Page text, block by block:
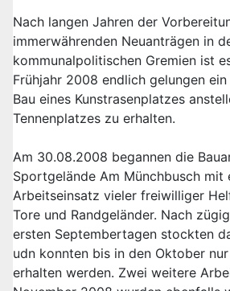
Nach langen Jahren der
immerwährenden Neuanträgen in
kommunalpolitischen Gremien ist
Frühjahr 2008 endlich gelungen
Bau eines Kunstrasenplatzes
Tennenplatzes zu erhalten.
Am 30.08.2008 begannen die
Sportgelände Am Münchbusch mit
Arbeitseinsatz vieler freiwilliger
Tore und Randgeländer. Nach
ersten Septembertagen stockten
udn konnten bis in den Oktober
erhalten werden. Zwei weitere